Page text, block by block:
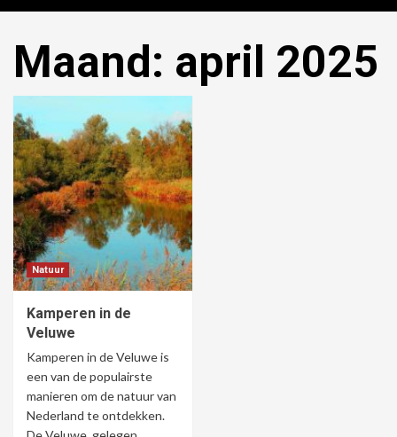
Maand: april 2025
Natuur
Kamperen in de
Veluwe
Kamperen in de Veluwe is
een van de populairste
manieren om de natuur van
Nederland te ontdekken.